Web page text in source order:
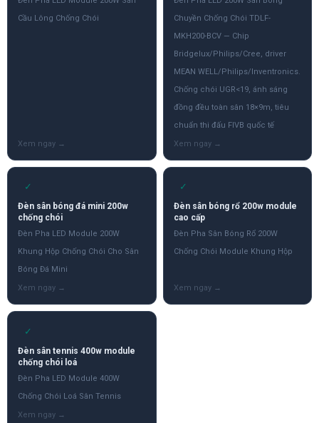
Cầu Lông Chống Chói
Chuyền Chống Chói TDLF-
MKH200-BCV — Chip
Bridgelux/Philips/Cree, driver
MEAN WELL/Philips/Inventronics.
Chống chói UGR<19, ánh sáng
đồng đều toàn sân 18×9m, tiêu
chuẩn thi đấu FIVB quốc tế
✓
Đèn sân bóng đá mini 200w
chống chói
Đèn Pha LED Module 200W
Khung Hộp Chống Chói Cho Sân
Bóng Đá Mini
✓
Đèn sân bóng rổ 200w module
cao cấp
Đèn Pha Sân Bóng Rổ 200W
Chống Chói Module Khung Hộp
✓
Đèn sân tennis 400w module
chống chói loá
Đèn Pha LED Module 400W
Chống Chói Loá Sân Tennis